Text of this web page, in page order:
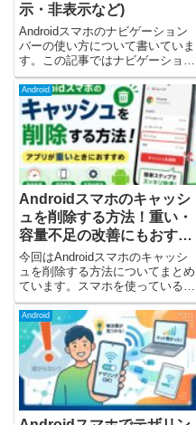
示・非表示など)
Androidスマホのナビゲーション
バーの使い方について書いていま
す。この記事ではナビゲーション
バーの使い方と表示・非表示方法
について書いています。ナビゲー
ションバーは画面下部にある3つ
のボタンです。Androidバージョ
ン10からの新しい...
Android
Androidスマホのキャッシ
ュを削除する方法！重い・
容量不足の改善にもおすす
め
今回はAndroidスマホのキャッシ
ュを削除する方法についてまとめ
ています。スマホを使っている
と、下記のようなことはありませ
んか？アプリの動作が重い容量不
足の警告が出るアプリが開かな
い・落ちるブラウザの表示がおか
しいこのような場合、キャッシ...
Android